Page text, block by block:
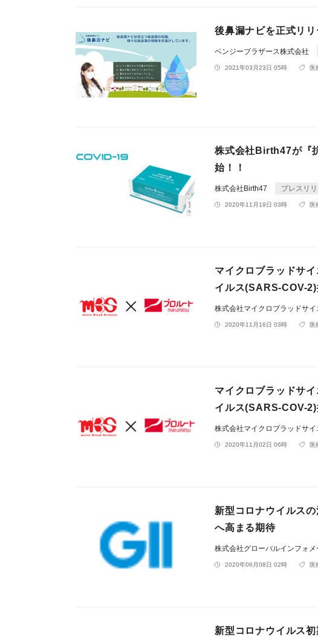
後鼻漏ナビを正式リリ
ベンジーブラザース株式会社
2021年03月23日 05時 医
株式会社Birth47が『
始！！
株式会社Birth47 プレスリ
2020年11月19日 03時 医
マイクロブラッドサ
イルス(SARS-COV-
株式会社マイクロブラッドサイ
2020年11月16日 03時 医
マイクロブラッドサ
イルス(SARS-COV-
株式会社マイクロブラッドサイ
2020年11月02日 06時 医
新型コロナウイルス
へ高まる期待
株式会社グローバルインフォメ
2020年06月08日 02時 医
新型コロナウイルス